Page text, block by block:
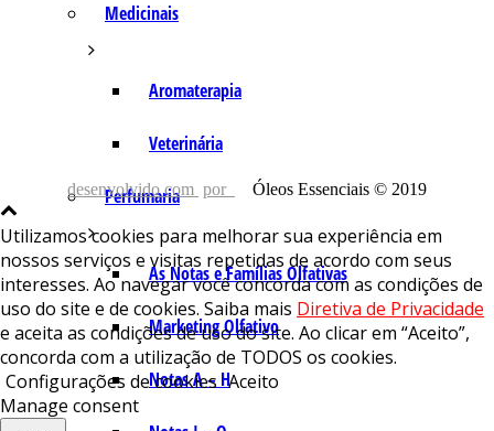
Medicinais
Aromaterapia
Veterinária
Perfumaria
As Notas e Famílias Olfativas
Marketing Olfativo
Notas A – H
desenvolvido com por Óleos Essenciais © 2019
Utilizamos cookies para melhorar sua experiência em
nossos serviços e visitas repetidas de acordo com seus
interesses. Ao navegar você concorda com as condições de
uso do site e de cookies. Saiba mais Diretiva de Privacidade
e aceita as condições de uso do site. Ao clicar em “Aceito”,
concorda com a utilização de TODOS os cookies.
Configurações de cookies Aceito
Manage consent